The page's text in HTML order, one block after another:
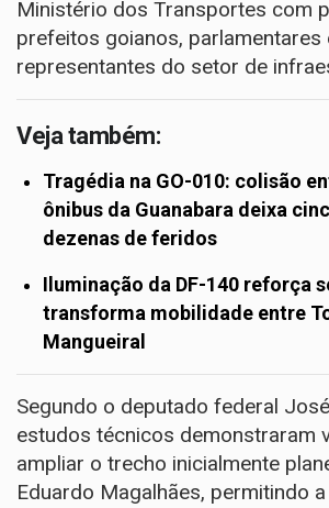
Ministério dos Transportes com
prefeitos goianos, parlamentares
representantes do setor de
Veja também:
Tragédia na GO-010: colisão
ônibus da Guanabara deixa
dezenas de feridos
Iluminação da DF-140 reforça
transforma mobilidade entre
Mangueiral
Segundo o deputado federal
estudos técnicos demonstraram
ampliar o trecho inicialmente
Eduardo Magalhães, permitindo